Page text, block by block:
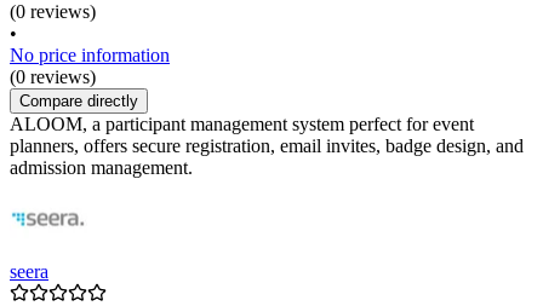
(0 reviews)
•
No price information
(0 reviews)
Compare directly
ALOOM, a participant management system perfect for event
planners, offers secure registration, email invites, badge design, and
admission management.
seera